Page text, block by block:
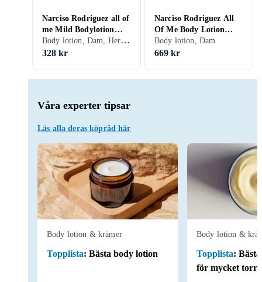
Våra experter tipsar
Läs alla deras köpråd här
Body lotion & krämer
Topplista: Bästa body lotion
Body lotion &
Topplista:
för mycket torr
Narciso Rodriguez all of
me Mild Bodylotion
200ml
Body lotion, Dam, Herr, Närande
328 kr
Narciso Rodriguez All
Of Me Body Lotion
200ml
Body lotion, Dam
669 kr